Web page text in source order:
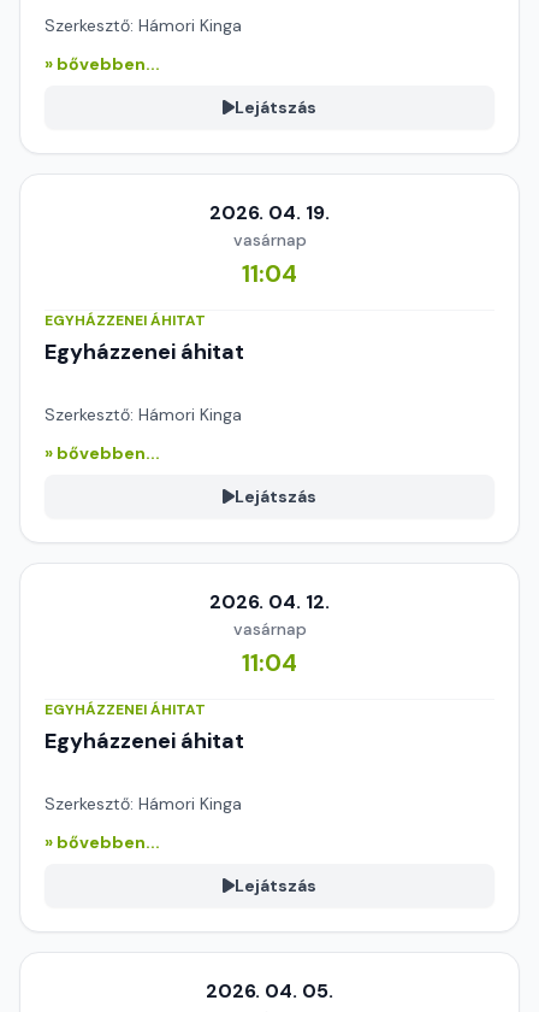
Szerkesztő: Hámori Kinga
» bővebben...
Lejátszás
2026. 04. 19.
vasárnap
11:04
EGYHÁZZENEI ÁHITAT
Egyházzenei áhitat
Szerkesztő: Hámori Kinga
» bővebben...
Lejátszás
2026. 04. 12.
vasárnap
11:04
EGYHÁZZENEI ÁHITAT
Egyházzenei áhitat
Szerkesztő: Hámori Kinga
» bővebben...
Lejátszás
2026. 04. 05.